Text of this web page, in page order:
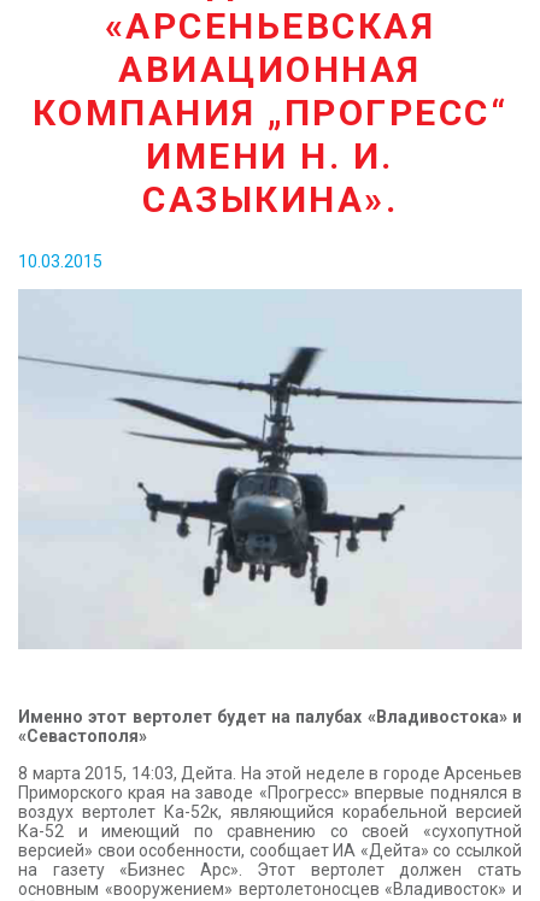
КОНТАКТЫ«АРСЕНЬЕВСКАЯ
АВИАЦИОННАЯ
КОМПАНИЯ „ПРОГРЕСС“
ИМЕНИ Н. И.
САЗЫКИНА».
10.03.2015
Именно этот вертолет будет на палубах «Владивостока» и
«Севастополя»
8 марта 2015, 14:03, Дейта. На этой неделе в городе Арсеньев
Приморского края на заводе «Прогресс» впервые поднялся в
воздух вертолет Ка-52к, являющийся корабельной версией
Ка-52 и имеющий по сравнению со своей «сухопутной
версией» свои особенности, сообщает ИА «Дейта» со ссылкой
на газету «Бизнес Арс». Этот вертолет должен стать
основным «вооружением» вертолетоносцев «Владивосток» и